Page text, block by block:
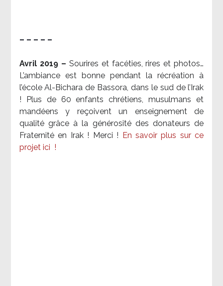
– – – – –
Avril 2019 – Sourires et facéties, rires et photos…
L’ambiance est bonne pendant la récréation à
l’école Al-Bichara de Bassora, dans le sud de l’Irak
! Plus de 60 enfants chrétiens, musulmans et
mandéens y reçoivent un enseignement de
qualité grâce à la générosité des donateurs de
Fraternité en Irak ! Merci !
En savoir plus sur ce
projet ici !